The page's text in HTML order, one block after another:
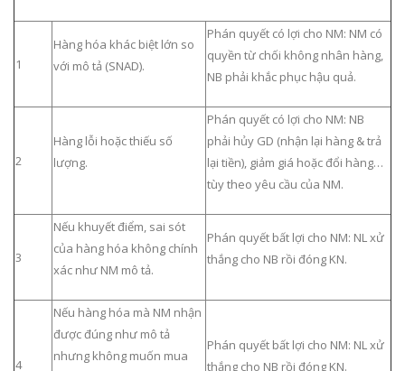
1
Hàng hóa khác biệt lớn so
với mô tả (SNAD).
Phán quyết có lợi cho NM: NM có
quyền từ chối không nhân hàng,
NB phải khắc phục hậu quả.
2
Hàng lỗi hoặc thiếu số
lượng.
Phán quyết có lợi cho NM: NB
phải hủy GD (nhận lại hàng & trả
lại tiền), giảm giá hoặc đổi hàng…
tùy theo yêu cầu của NM.
3
Nếu khuyết điểm, sai sót
của hàng hóa không chính
xác như NM mô tả.
Phán quyết bất lợi cho NM: NL xử
thắng cho NB rồi đóng KN.
4
Nếu hàng hóa mà NM nhận
được đúng như mô tả
nhưng không muốn mua
Phán quyết bất lợi cho NM: NL xử
thắng cho NB rồi đóng KN.